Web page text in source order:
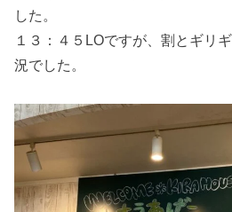
した。
１３：４５LOですが、割とギリ
況でした。